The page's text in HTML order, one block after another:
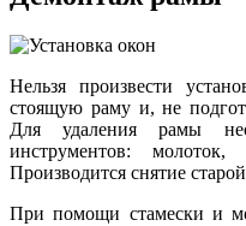
Нельзя произвести
стоящую раму и, не
Для удаления рамы
инструментов:
Производится снятие
При помощи стамески и